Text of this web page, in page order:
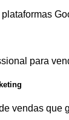
para
vendas que